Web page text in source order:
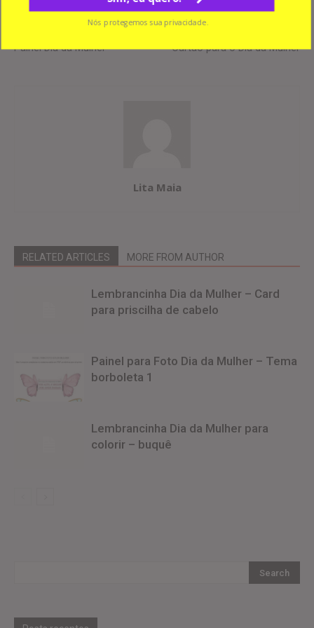
Painel Dia da Mulher Cartão para o Dia da Mulher
Lita Maia
RELATED ARTICLES MORE FROM AUTHOR
Lembrancinha Dia da Mulher – Card
para priscilha de cabelo
Painel para Foto Dia da Mulher – Tema
borboleta 1
Lembrancinha Dia da Mulher para
colorir – buquê
Nós protegemos sua privacidade.